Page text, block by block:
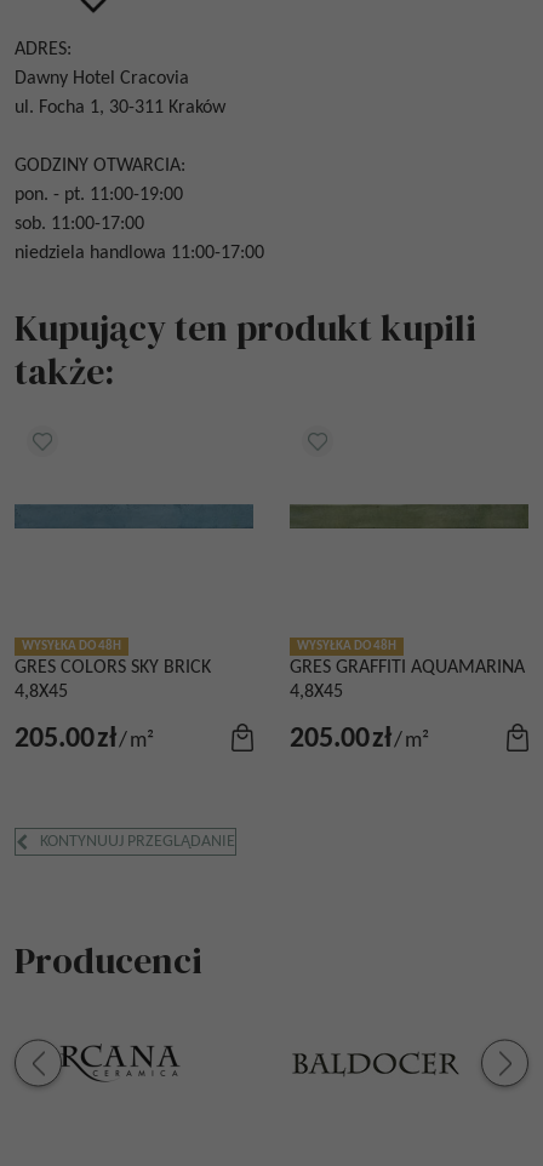
ADRES:
Dawny Hotel Cracovia
ul. Focha 1, 30-311 Kraków
GODZINY OTWARCIA:
pon. - pt. 11:00-19:00
sob. 11:00-17:00
niedziela handlowa 11:00-17:00
Kupujący ten produkt kupili
także:
WYSYŁKA DO 48H
GRES COLORS SKY BRICK
4,8X45
205.00zł/m²
WYSYŁKA DO 48H
GRES GRAFFITI AQUAMARINA
4,8X45
205.00zł/m²
KONTYNUUJ PRZEGLĄDANIE
Producenci